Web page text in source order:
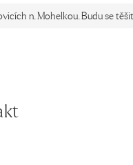
n. Mohelkou. Budu se